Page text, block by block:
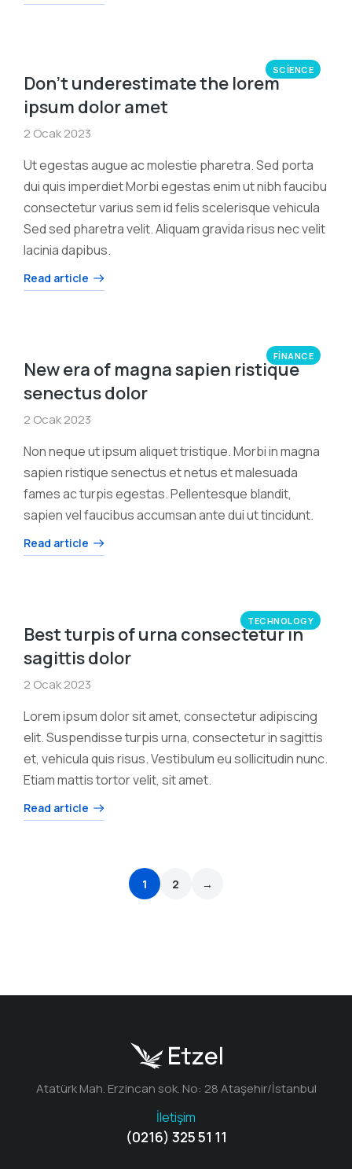
SCIENCE
Don’t underestimate the lorem
ipsum dolor amet
2 Ocak 2023
Ut egestas augue ac molestie pharetra. Sed porta
dui quis imperdiet Morbi egestas enim ut nibh faucibu
consectetur varius sem id felis scelerisque vehicula
Sed sed pharetra velit. Aliquam gravida risus nec velit
lacinia dapibus.
Read article
FINANCE
New era of magna sapien ristique
senectus dolor
2 Ocak 2023
Non neque ut ipsum aliquet tristique. Morbi in magna
sapien ristique senectus et netus et malesuada
fames ac turpis egestas. Pellentesque blandit,
sapien vel faucibus accumsan ante dui ut tincidunt.
Read article
TECHNOLOGY
Best turpis of urna consectetur in
sagittis dolor
2 Ocak 2023
Lorem ipsum dolor sit amet, consectetur adipiscing
elit. Suspendisse turpis urna, consectetur in sagittis
et, vehicula quis risus. Vestibulum eu sollicitudin nunc.
Etiam mattis tortor velit, sit amet.
Read article
1 2 →
Atatürk Mah. Erzincan sok. No: 28 Ataşehir/İstanbul
İletişim
(0216) 325 51 11